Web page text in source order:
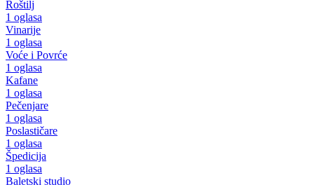
Roštilj
1 oglasa
Vinarije
1 oglasa
Voće i Povrće
1 oglasa
Kafane
1 oglasa
Pečenjare
1 oglasa
Poslastičare
1 oglasa
Špedicija
1 oglasa
Baletski studio